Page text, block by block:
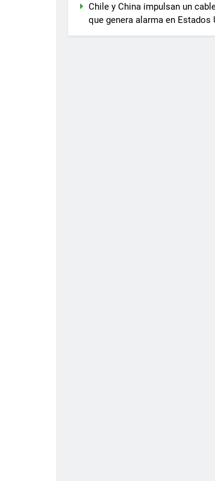
Chile y China impulsan un
que genera alarma en Estados